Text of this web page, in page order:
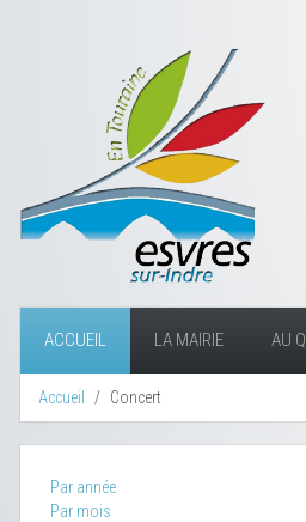
ACCUEIL LA MAIRIE AU
Accueil Concert
Par année
Par mois